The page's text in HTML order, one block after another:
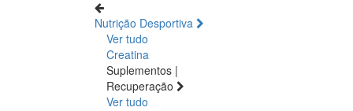
Nutrição Desportiva
Ver tudo
Creatina
Suplementos |
Recuperação
Ver tudo